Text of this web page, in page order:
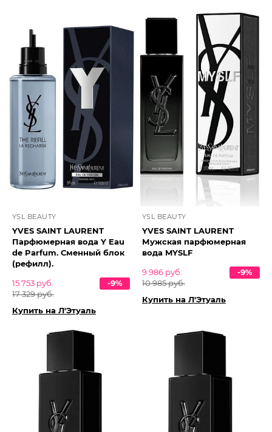
YSL BEAUTY
YVES SAINT LAURENT
Парфюмерная вода Y Eau
de Parfum. Сменный блок
(рефилл).
15 753 руб.
17 329 руб.
-9%
Купить на Л'Этуаль
YSL BEAUTY
YVES SAINT LAURENT
Мужская парфюмерная
вода MYSLF
9 986 руб.
10 985 руб.
-9%
Купить на Л'Этуаль